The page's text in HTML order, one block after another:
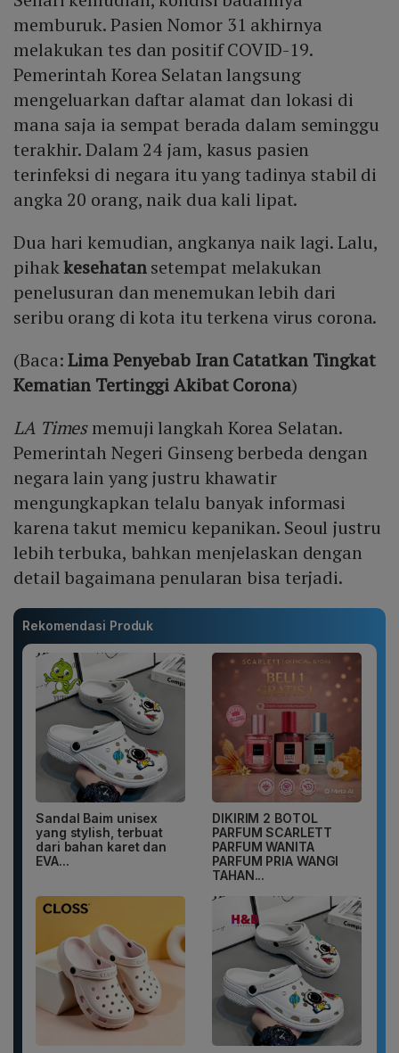
memburuk. Pasien Nomor 31 akhirnya
melakukan tes dan positif COVID-19.
Pemerintah Korea Selatan langsung
mengeluarkan daftar alamat dan lokasi di
mana saja ia sempat berada dalam seminggu
terakhir. Dalam 24 jam, kasus pasien
terinfeksi di negara itu yang tadinya stabil di
angka 20 orang, naik dua kali lipat.
Dua hari kemudian, angkanya naik lagi. Lalu,
pihakkesehatansetempat melakukan
penelusuran dan menemukan lebih dari
seribu orang di kota itu terkena virus corona.
(Baca:Lima Penyebab Iran Catatkan Tingkat
Kematian Tertinggi Akibat Corona)
LA Timesmemuji langkah Korea Selatan.
Pemerintah Negeri Ginseng berbeda dengan
negara lain yang justru khawatir
mengungkapkan telalu banyak informasi
karena takut memicu kepanikan. Seoul justru
lebih terbuka, bahkan menjelaskan dengan
detail bagaimana penularan bisa terjadi.
Rekomendasi Produk
Sandal Baim unisex
yang stylish, terbuat
dari bahan karet dan
EVA...
DIKIRIM 2 BOTOL
PARFUM SCARLETT
PARFUM WANITA
PARFUM PRIA WANGI
TAHAN...